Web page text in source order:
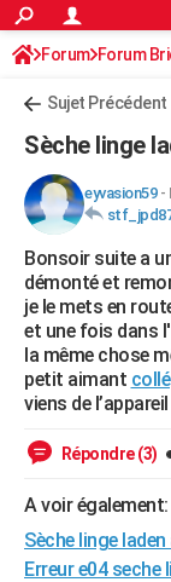
ACTUALITÉS
Politique
Société
Faits Divers
Education
Monde
Villes
+
FINANCE
Retraite
Impôts
Epargne
Immobilier
Risques naturels
Banque
Assurance
Crédit
AUTO
Essais
Réserver un essai
Citadines
Berlines
SUV
Forum auto
+HIGH-TECH
Mobiles
Meilleur smartphone
Internet
Ordinateurs
Jeux vidéo
Guide high-tech
+BRICOLAGE
Forum
Aménagement
Extérieur
Cuisine
Salle de bains
Jardinage
Rangement
WEEK-END
Guides de France
Week-end nature
Art de vivre
Bien-être
Loisirs
Mode
Modes de vie
Alimentation
Guide de la santé
Maladies
Médicaments
Sommeil
Destinations
City break
Voyage nature
Voyage de noces
Forum
Climat
+PHOTO
Forum Forum
Sujet Précédent
Sèche linge
eyvasion59-
Bonsoir suite a
démonté et
je le mets en
et une fois dans
la même chose
petit aimant collé
viens de
Répondre (3)
A voir également:
Sèche linge
Erreur e04 seche